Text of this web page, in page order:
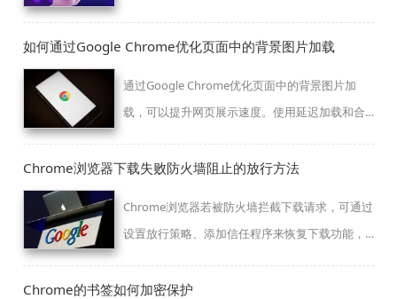
如何通过Google Chrome优化页面中的背景图片加载
通过Google Chrome优化页面中的背景图片加
载，可以提升网页展示速度。使用延迟加载和合
面展示效率。
Chrome浏览器下载失败防火墙阻止的放行方法
Chrome浏览器若被防火墙拦截下载请求，可通过
设置放行策略、添加信任程序来恢复下载功能，
Chrome的书签如何加密保护